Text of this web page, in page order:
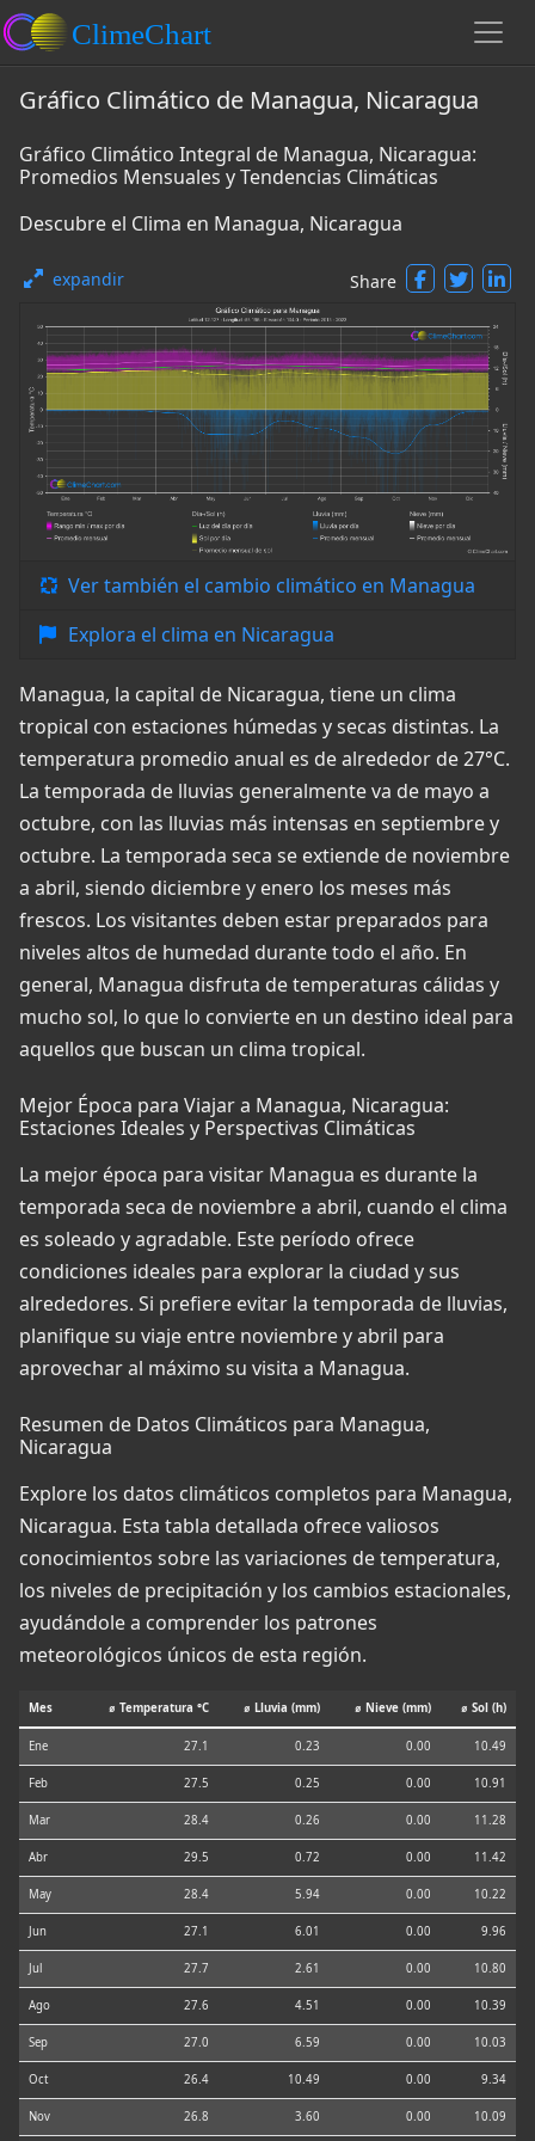
Gráfico Climático de Managua, Nicaragua
Gráfico Climático Integral de Managua, Nicaragua:
Promedios Mensuales y Tendencias Climáticas
Descubre el Clima en Managua, Nicaragua
expandir Share
Ver también el cambio climático en Managua
Explora el clima en Nicaragua
Managua, la capital de Nicaragua, tiene un clima
tropical con estaciones húmedas y secas distintas. La
temperatura promedio anual es de alrededor de 27°C.
La temporada de lluvias generalmente va de mayo a
octubre, con las lluvias más intensas en septiembre y
octubre. La temporada seca se extiende de noviembre
a abril, siendo diciembre y enero los meses más
frescos. Los visitantes deben estar preparados para
niveles altos de humedad durante todo el año. En
general, Managua disfruta de temperaturas cálidas y
mucho sol, lo que lo convierte en un destino ideal para
aquellos que buscan un clima tropical.
Mejor Época para Viajar a Managua, Nicaragua:
Estaciones Ideales y Perspectivas Climáticas
La mejor época para visitar Managua es durante la
temporada seca de noviembre a abril, cuando el clima
es soleado y agradable. Este período ofrece
condiciones ideales para explorar la ciudad y sus
alrededores. Si prefiere evitar la temporada de lluvias,
planifique su viaje entre noviembre y abril para
aprovechar al máximo su visita a Managua.
Resumen de Datos Climáticos para Managua,
Nicaragua
Explore los datos climáticos completos para Managua,
Nicaragua. Esta tabla detallada ofrece valiosos
conocimientos sobre las variaciones de temperatura,
los niveles de precipitación y los cambios estacionales,
ayudándole a comprender los patrones
meteorológicos únicos de esta región.
Mes ⌀ Temperatura °C ⌀ Lluvia (mm) ⌀ Nieve (mm) ⌀ Sol (h)
Ene 27.1 0.23 0.00 10.49
Feb 27.5 0.25 0.00 10.91
Mar 28.4 0.26 0.00 11.28
Abr 29.5 0.72 0.00 11.42
May 28.4 5.94 0.00 10.22
Jun 27.1 6.01 0.00 9.96
Jul 27.7 2.61 0.00 10.80
Ago 27.6 4.51 0.00 10.39
Sep 27.0 6.59 0.00 10.03
Oct 26.4 10.49 0.00 9.34
Nov 26.8 3.60 0.00 10.09